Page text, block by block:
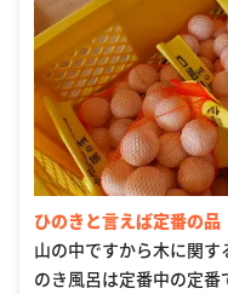
ひのきと言えば定番の品
山の中ですから木に関す
のき風呂は定番中の定番